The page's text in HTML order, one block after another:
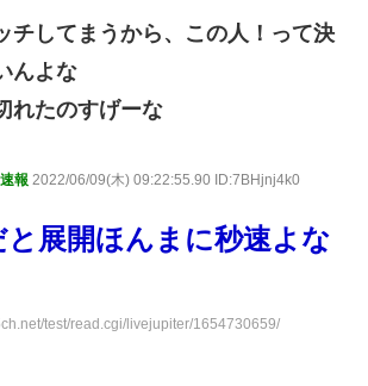
チしてまうから、この人！って決
んよな
れたのすげーな
報 2022/06/09(木) 09:22:55.90 ID:7BHjnj4k0
と展開ほんまに秒速よな
test/read.cgi/livejupiter/1654730659/